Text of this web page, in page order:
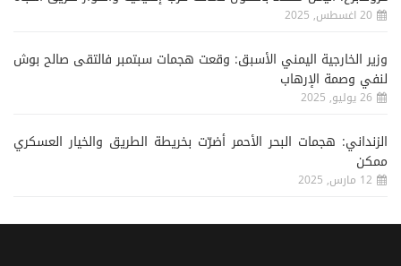
20 اغسطس, 2025
وزير الخارجية اليمني الأسبق: وقعت هجمات سبتمبر فالتقى صالح بوش
لنفي وصمة الإرهاب
26 يوليو, 2025
الزنداني: هجمات البحر الأحمر أضرّت بخريطة الطريق والخيار العسكري
ممكن
12 مارس, 2025